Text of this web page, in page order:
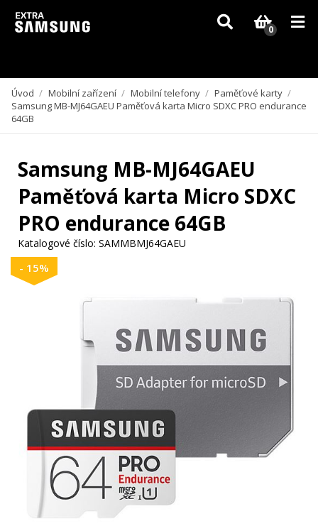
Vzhledem k aktuální situaci se může dodání dílů, které nejsou skladem,
zpozdit. Děkujeme za pochopení.
0
Úvod / Mobilní zařízení / Mobilní telefony / Paměťové karty /
Samsung MB-MJ64GAEU Paměťová karta Micro SDXC PRO endurance
64GB
Samsung MB-MJ64GAEU
Paměťová karta Micro SDXC
PRO endurance 64GB
Katalogové číslo: SAMMBMJ64GAEU
- 15%